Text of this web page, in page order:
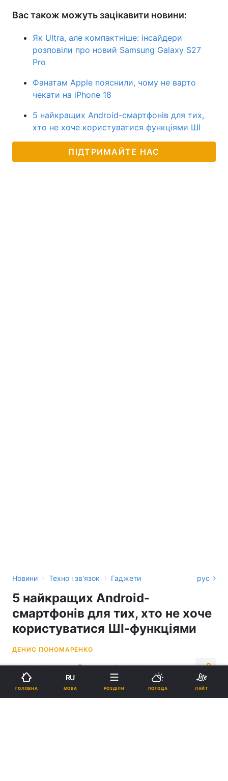
Вас також можуть зацікавити новини:
Як Ultra, але компактніше: інсайдери
розповіли про новий Samsung Galaxy S27
Pro
Фанатам Apple пояснили, чому не варто
чекати на iPhone 18
5 найкращих Android-смартфонів для тих,
хто не хоче користуватися функціями ШІ
ПІДТРИМАЙТЕ НАС
Новини › Техно і зв'язок › Гаджети рус
5 найкращих Android-
смартфонів для тих, хто не хоче
користуватися ШІ-функціями
ДЕНИС ПОНОМАРЕНКО
04:30, 07.06.26 3 хв. 11112
Підпишіться на нас в Google
ГОЛОВНА
RU
МОВА РОЗДІЛИ ПОГОДА ЛАЙТ